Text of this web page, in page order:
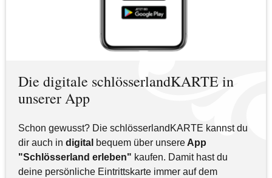
Die digitale schlösserlandKARTE in
unserer App
Schon gewusst? Die schlösserlandKARTE kannst du
dir auch in digital bequem über unsere App
"Schlösserland erleben" kaufen. Damit hast du
deine persönliche Eintrittskarte immer auf dem